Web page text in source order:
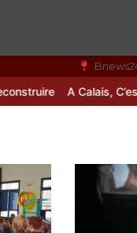
A Calais, C’est